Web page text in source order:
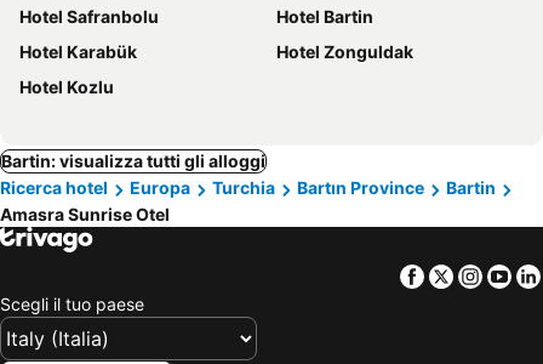
Hotel Safranbolu
Hotel Bartin
Hotel Karabük
Hotel Zonguldak
Hotel Kozlu
Bartin: visualizza tutti gli alloggi
Ricerca hotel
Europa Turchia Bartın Province
Bartin
Amasra Sunrise Otel
Facebook
Twitter
Scegli il tuo paese